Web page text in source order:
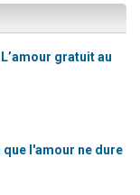
gratuit au
l'amour ne dure